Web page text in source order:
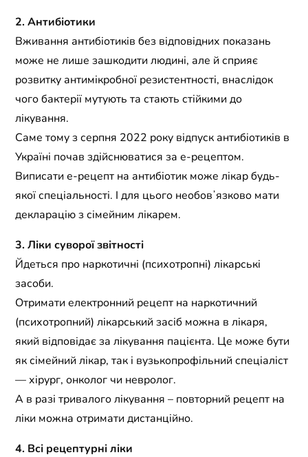
2. Антибіотики
Вживання антибіотиків без відповідних показань
може не лише зашкодити людині, але й сприяє
розвитку антимікробної резистентності, внаслідок
чого бактерії мутують та стають стійкими до
лікування.
Саме тому з серпня 2022 року відпуск антибіотиків в
Україні почав здійснюватися за е-рецептом.
Виписати е-рецепт на антибіотик може лікар будь-
якої спеціальності. І для цього необовʼязково мати
декларацію з сімейним лікарем.
3. Ліки суворої звітності
Йдеться про наркотичні (психотропні) лікарські
засоби.
Отримати електронний рецепт на наркотичний
(психотропний) лікарський засіб можна в лікаря,
який відповідає за лікування пацієнта. Це може бути
як сімейний лікар, так і вузькопрофільний спеціаліст
— хірург, онколог чи невролог.
А в разі тривалого лікування – повторний рецепт на
ліки можна отримати дистанційно.
4. Всі рецептурні ліки